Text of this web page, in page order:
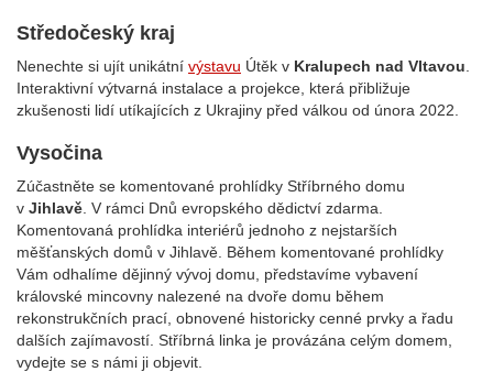
Středočeský kraj
Nenechte si ujít unikátní výstavu Útěk v Kralupech nad Vltavou
Interaktivní výtvarná instalace a projekce, která přibližuje
zkušenosti lidí utíkajících z Ukrajiny před válkou od února 2022.
Vysočina
Zúčastněte se komentované prohlídky Stříbrného domu
v Jihlavě . V rámci Dnů evropského dědictví zdarma.
Komentovaná prohlídka interiérů jednoho z nejstarších
měšťanských domů v Jihlavě. Během komentované prohlídky
Vám odhalíme dějinný vývoj domu, představíme vybavení
královské mincovny nalezené na dvoře domu během
rekonstrukčních prací, obnovené historicky cenné prvky a řadu
dalších zajímavostí. Stříbrná linka je provázána celým domem,
vydejte se s námi ji objevit.